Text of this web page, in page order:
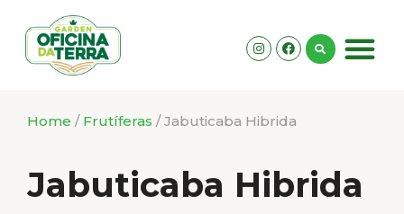
Home / Frutíferas / Jabuticaba Hibrida
Jabuticaba Hibrida